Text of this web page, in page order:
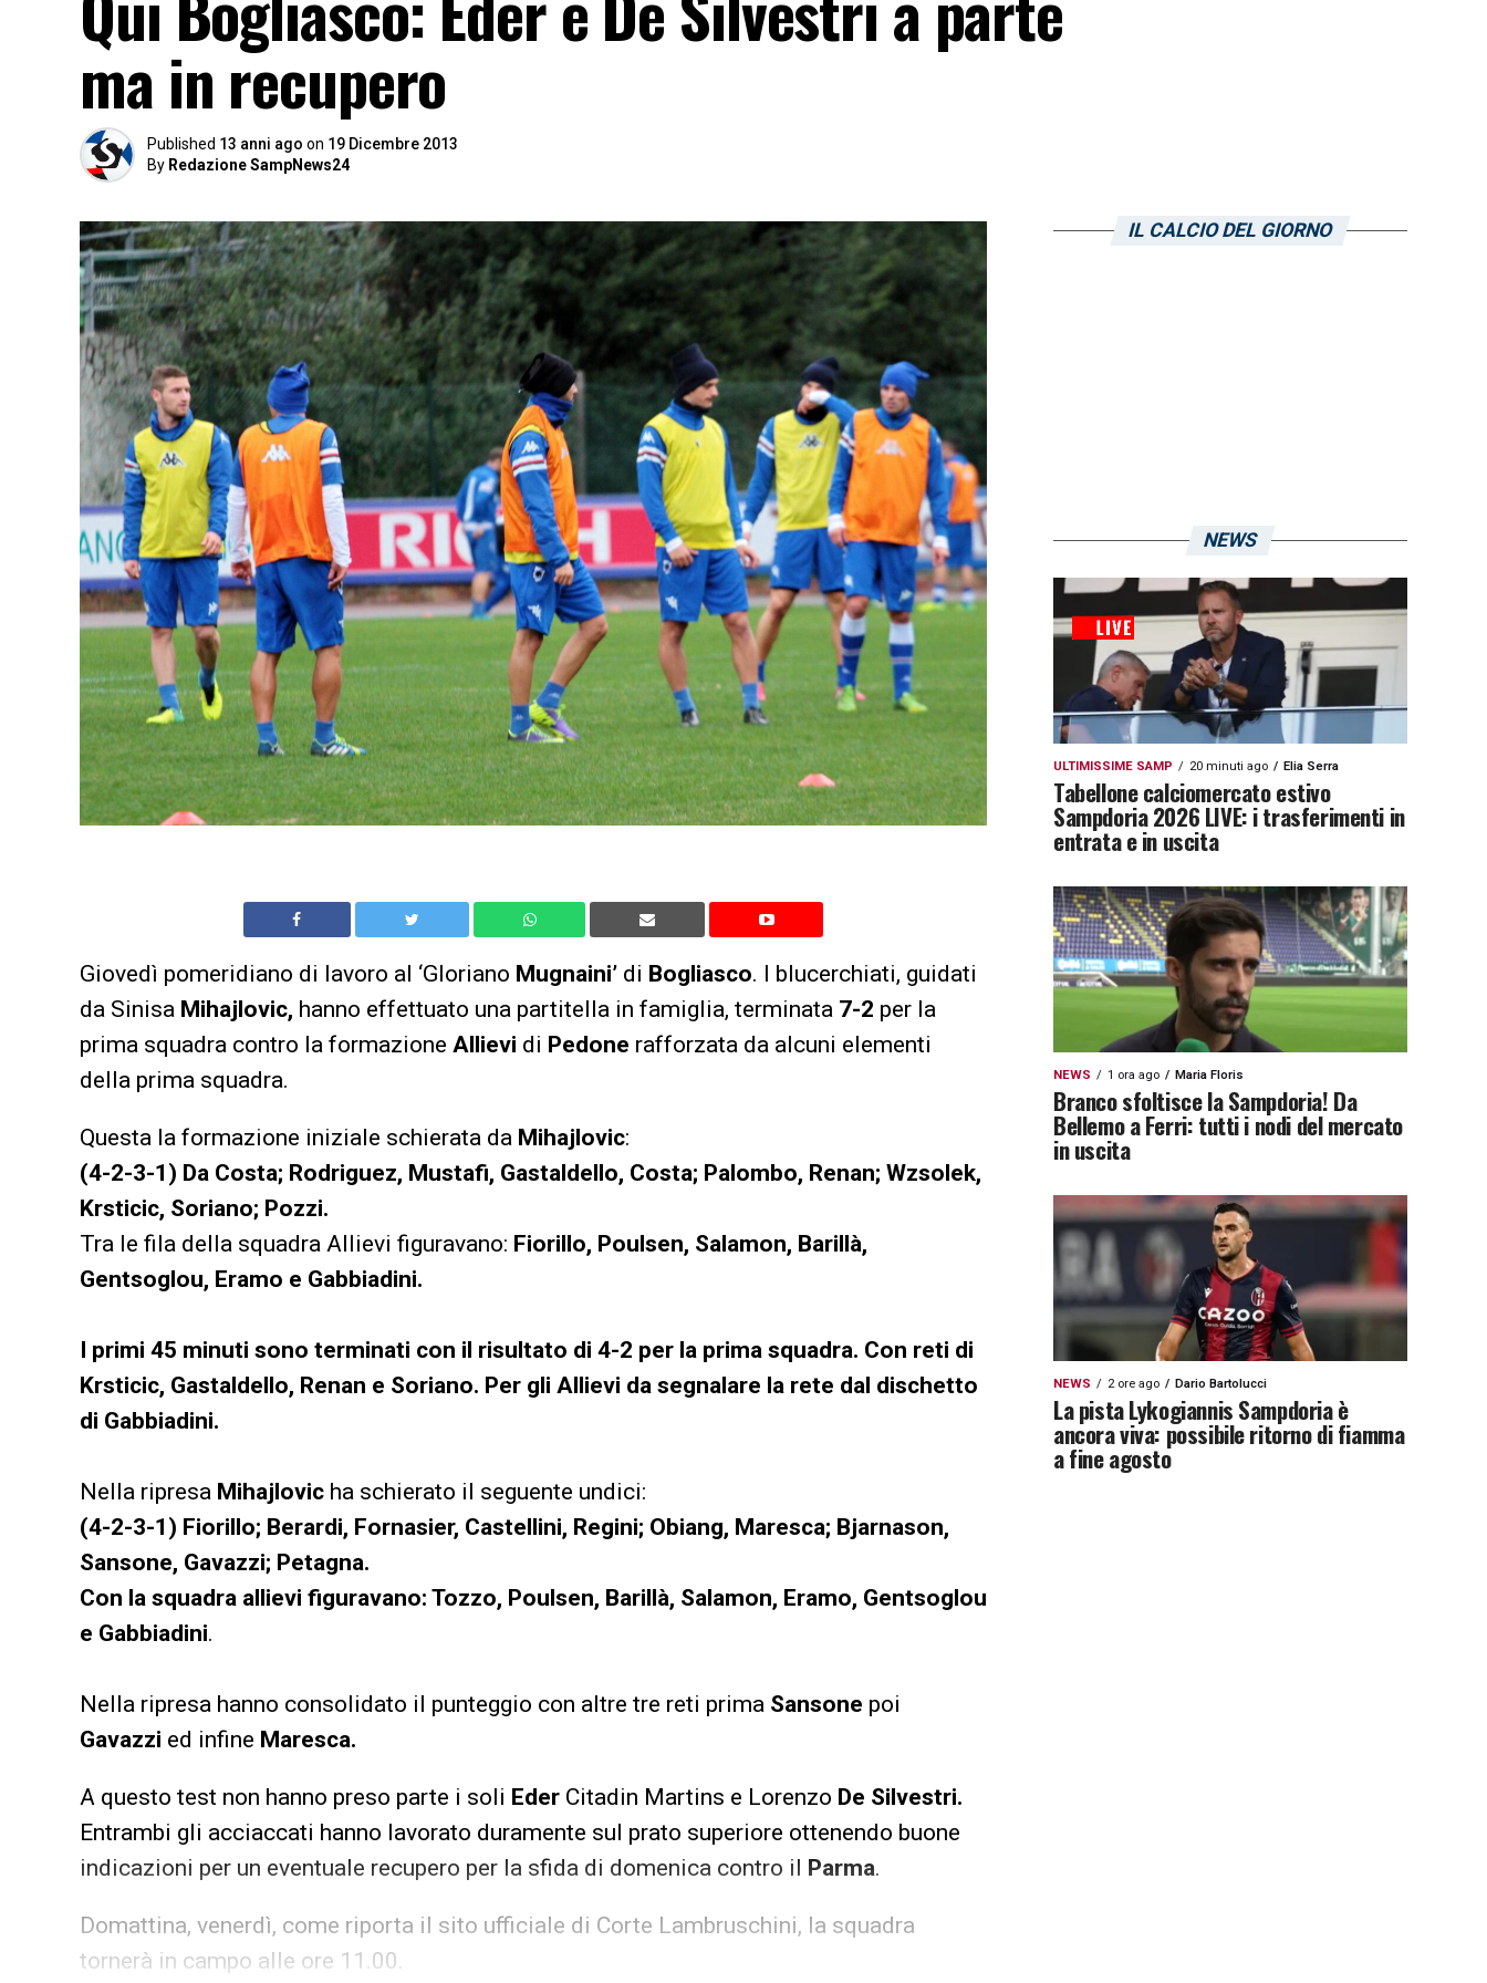
ma in recupero
Published 13 anni ago on 19 Dicembre 2013
By Redazione SampNews24
Giovedì pomeridiano di lavoro al ‘Gloriano Mugnaini’ di Bogliasco. I blucerchiati, guidati
da Sinisa Mihajlovic, hanno effettuato una partitella in famiglia, terminata 7-2 per la
prima squadra contro la formazione Allievi di Pedone rafforzata da alcuni elementi
della prima squadra.
Questa la formazione iniziale schierata da Mihajlovic:
(4-2-3-1) Da Costa; Rodriguez, Mustafi, Gastaldello, Costa; Palombo, Renan; Wzsolek,
Krsticic, Soriano; Pozzi.
Tra le fila della squadra Allievi figuravano: Fiorillo, Poulsen, Salamon, Barillà,
Gentsoglou, Eramo e Gabbiadini.
I primi 45 minuti sono terminati con il risultato di 4-2 per la prima squadra. Con reti di
Krsticic, Gastaldello, Renan e Soriano. Per gli Allievi da segnalare la rete dal dischetto
di Gabbiadini.
Nella ripresa Mihajlovic ha schierato il seguente undici:
(4-2-3-1) Fiorillo; Berardi, Fornasier, Castellini, Regini; Obiang, Maresca; Bjarnason,
Sansone, Gavazzi; Petagna.
Con la squadra allievi figuravano: Tozzo, Poulsen, Barillà, Salamon, Eramo, Gentsoglou
e Gabbiadini.
Nella ripresa hanno consolidato il punteggio con altre tre reti prima Sansone poi
Gavazzi ed infine Maresca.
A questo test non hanno preso parte i soli Eder Citadin Martins e Lorenzo De Silvestri.
Entrambi gli acciaccati hanno lavorato duramente sul prato superiore ottenendo buone
indicazioni per un eventuale recupero per la sfida di domenica contro il Parma.
Domattina, venerdì, come riporta il sito ufficiale di Corte Lambruschini, la squadra
tornerà in campo alle ore 11.00.
IL CALCIO DEL GIORNO
NEWS
ULTIMISSIME SAMP 20 minuti ago Elia Serra
Tabellone calciomercato estivo
Sampdoria 2026 LIVE: i trasferimenti in
entrata e in uscita
NEWS 1 ora ago Maria Floris
Branco sfoltisce la Sampdoria! Da
Bellemo a Ferri: tutti i nodi del mercato
in uscita
NEWS 2 ore ago Dario Bartolucci
La pista Lykogiannis Sampdoria è
ancora viva: possibile ritorno di fiamma
a fine agosto